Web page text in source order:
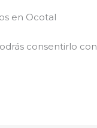
en Ocotal
consentirlo con